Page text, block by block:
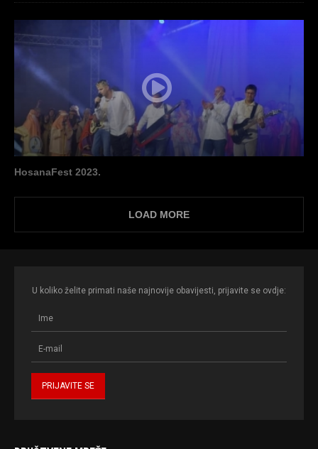
HosanaFest 2023.
LOAD MORE
U koliko želite primati naše najnovije obavijesti, prijavite se ovdje: